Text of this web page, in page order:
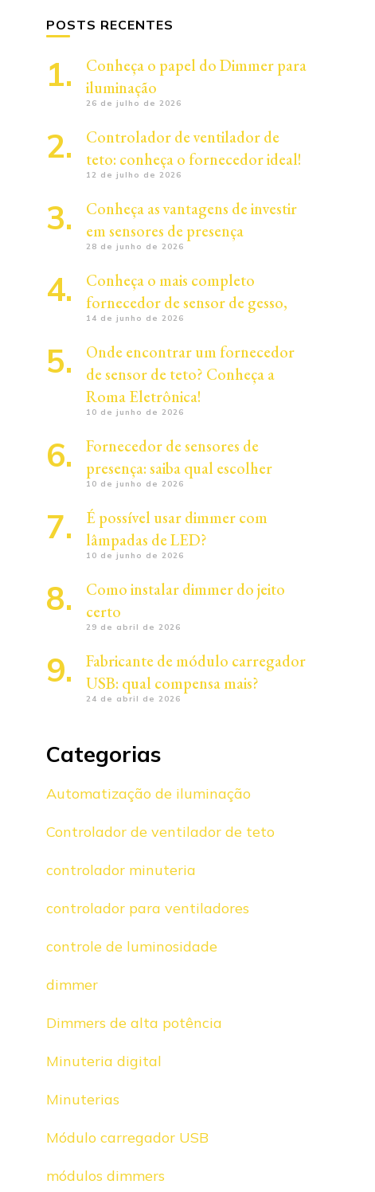
POSTS RECENTES
Conheça o papel do Dimmer para
iluminação
26 de julho de 2026
Controlador de ventilador de
teto: conheça o fornecedor ideal!
12 de julho de 2026
Conheça as vantagens de investir
em sensores de presença
28 de junho de 2026
Conheça o mais completo
fornecedor de sensor de gesso,
14 de junho de 2026
Onde encontrar um fornecedor
de sensor de teto? Conheça a
Roma Eletrônica!
10 de junho de 2026
Fornecedor de sensores de
presença: saiba qual escolher
10 de junho de 2026
É possível usar dimmer com
lâmpadas de LED?
10 de junho de 2026
Como instalar dimmer do jeito
certo
29 de abril de 2026
Fabricante de módulo carregador
USB: qual compensa mais?
24 de abril de 2026
Categorias
Automatização de iluminação
Controlador de ventilador de teto
controlador minuteria
controlador para ventiladores
controle de luminosidade
dimmer
Dimmers de alta potência
Minuteria digital
Minuterias
Módulo carregador USB
módulos dimmers